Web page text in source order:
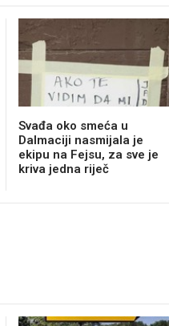
Svađa oko smeća u
Dalmaciji nasmijala je
ekipu na Fejsu, za sve je
kriva jedna riječ